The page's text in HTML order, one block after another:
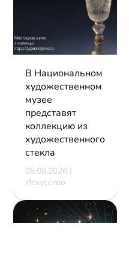
В Национальном
художественном
музее
представят
коллекцию из
художественного
стекла
05.08.2026 |
Искусство